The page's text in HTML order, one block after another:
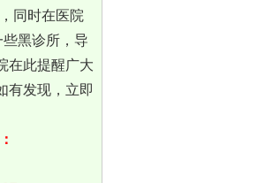
同时在医院
些黑诊所，导
在此提醒广大
有发现，立即